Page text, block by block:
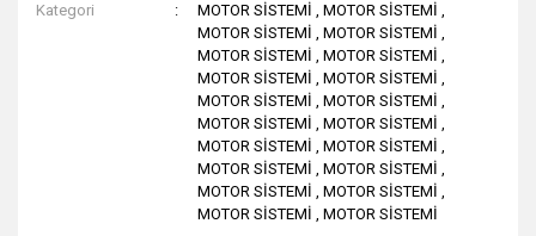
Kategori MOTOR SİSTEMİ ,MOTOR SİSTEMİ ,
MOTOR SİSTEMİ ,MOTOR SİSTEMİ ,
MOTOR SİSTEMİ ,MOTOR SİSTEMİ ,
MOTOR SİSTEMİ ,MOTOR SİSTEMİ ,
MOTOR SİSTEMİ ,MOTOR SİSTEMİ ,
MOTOR SİSTEMİ ,MOTOR SİSTEMİ ,
MOTOR SİSTEMİ ,MOTOR SİSTEMİ ,
MOTOR SİSTEMİ ,MOTOR SİSTEMİ ,
MOTOR SİSTEMİ ,MOTOR SİSTEMİ ,
MOTOR SİSTEMİ ,MOTOR SİSTEMİ